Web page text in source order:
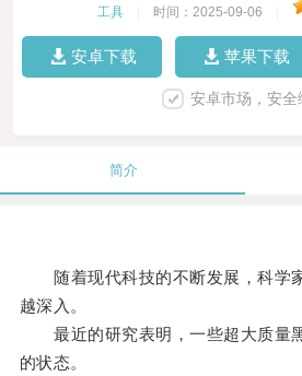
工具 时间：2025-09-06
安卓下载 苹果下载
安卓市场，安全
简介
随着现代科技的不断发展，科学
越深入。
最近的研究表明，一些超大质量
的状态。